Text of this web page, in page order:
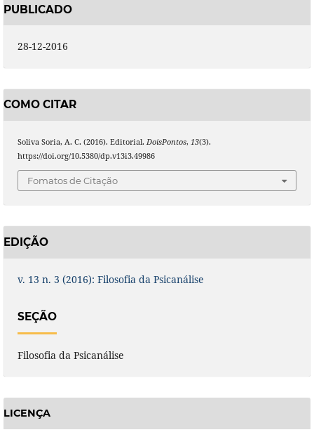
PUBLICADO
28-12-2016
COMO CITAR
Soliva Soria, A. C. (2016). Editorial. DoisPontos, 13(3).
https://doi.org/10.5380/dp.v13i3.49986
Fomatos de Citação
EDIÇÃO
v. 13 n. 3 (2016): Filosofia da Psicanálise
SEÇÃO
Filosofia da Psicanálise
LICENÇA